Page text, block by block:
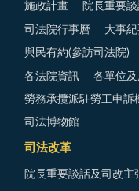
施政計畫 院長重要
司法院行事曆 大事
與民有約(參訪司法院)
各法院資訊 各單位
勞務承攬派駐勞工申訴
司法博物館
司法改革
院長重要談話及司改主